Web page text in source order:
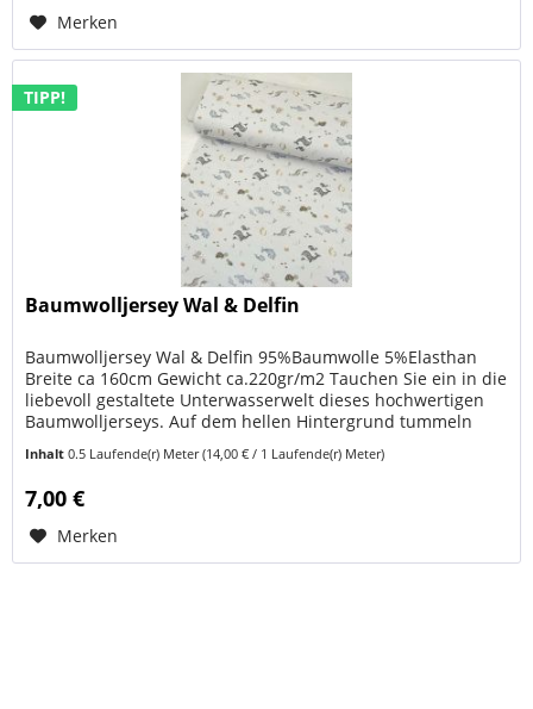
Merken
TIPP!
Baumwolljersey Wal & Delfin
Baumwolljersey Wal & Delfin 95%Baumwolle 5%Elasthan
Breite ca 160cm Gewicht ca.220gr/m2 Tauchen Sie ein in die
liebevoll gestaltete Unterwasserwelt dieses hochwertigen
Baumwolljerseys. Auf dem hellen Hintergrund tummeln
Inhalt0.5 Laufende(r) Meter(14,00 € / 1 Laufende(r) Meter)
7,00 €
Merken